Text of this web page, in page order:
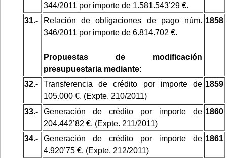
344/2011 por importe de 1.581.543’29 €.
31.-
Relación de obligaciones de pago núm.
346/2011 por importe de 6.814.702 €.
Propuestas de modificación
presupuestaria mediante:
1858
32.-
Transferencia de crédito por importe de
105.000 €. (Expte. 210/2011)
1859
33.-
Generación de crédito por importe de
204.442’82 €. (Expte. 211/2011)
1860
34.-
Generación de crédito por importe de
4.920’75 €. (Expte. 212/2011)
1861